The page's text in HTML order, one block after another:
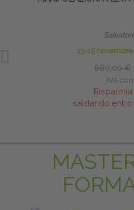
13-15
660,00 €
IVA
Risparmia:
saldando